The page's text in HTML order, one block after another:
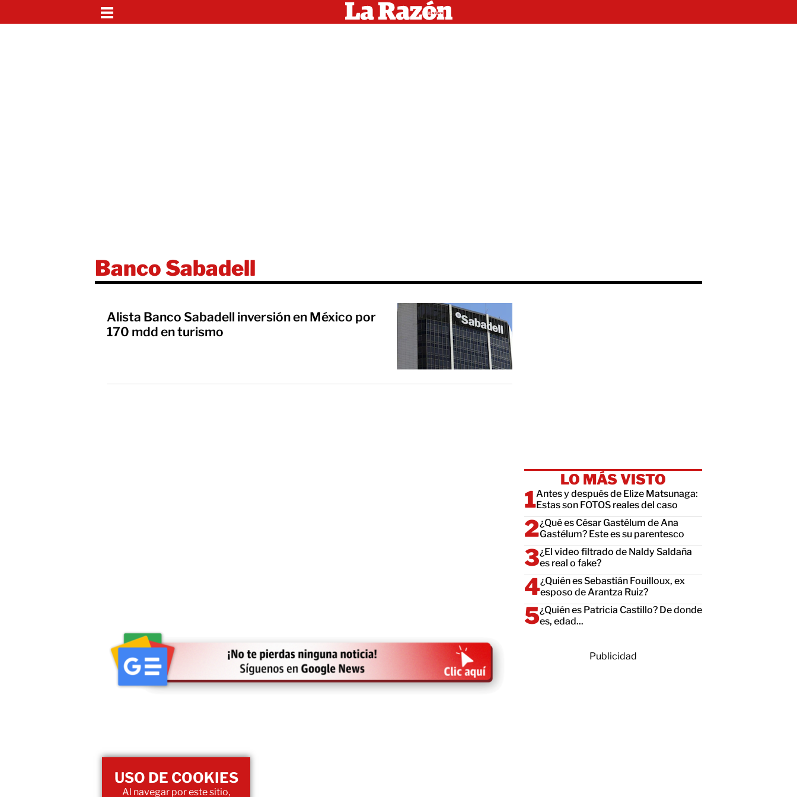
Banco Sabadell
Alista Banco Sabadell inversión en México por
170 mdd en turismo
LO MÁS VISTO
Antes y después de Elize Matsunaga:
Estas son FOTOS reales del caso
¿Qué es César Gastélum de Ana
Gastélum? Este es su parentesco
¿El video filtrado de Naldy Saldaña
es real o fake?
¿Quién es Sebastián Fouilloux, ex
esposo de Arantza Ruiz?
¿Quién es Patricia Castillo? De donde
es, edad...
Publicidad
USO DE COOKIES
Al navegar por este sitio,